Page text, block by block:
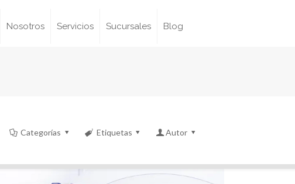
Nosotros Servicios Sucursales Blog
Categorías Etiquetas Autor